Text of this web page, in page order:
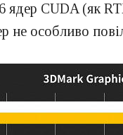
CUDA (як
не особливо